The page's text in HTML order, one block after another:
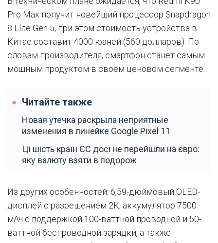
Pro Max получит новейший процессор Snapdragon
8 Elite Gen 5, при этом стоимость устройства в
Китае составит 4000 юаней (560 долларов). По
словам производителя, смартфон станет самым
мощным продуктом в своем ценовом сегменте.
Читайте также
Новая утечка раскрыла неприятные
изменения в линейке Google Pixel 11
Ці шість країн ЄС досі не перейшли на євро:
яку валюту взяти в подорож
Из других особенностей: 6,59-дюймовый OLED-
дисплей с разрешением 2K, аккумулятор 7500
мАч с поддержкой 100-ваттной проводной и 50-
ваттной беспроводной зарядки, а также